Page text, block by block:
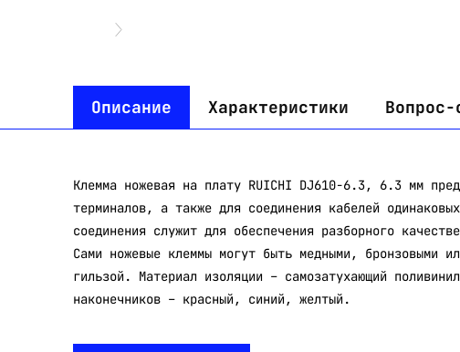
Описание Характеристики Вопрос-
Клемма ножевая на плату RUICHI DJ610-6.3, 6.3 мм
терминалов, а также для соединения кабелей
соединения служит для обеспечения разборного
Сами ножевые клеммы могут быть медными, бронзовыми
гильзой. Материал изоляции – самозатухающий
наконечников – красный, синий, желтый.